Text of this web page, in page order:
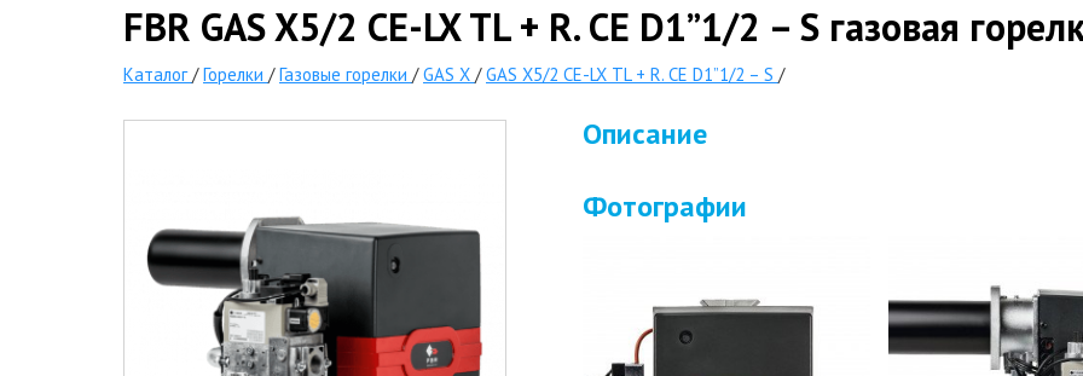
FBR GAS X5/2 CE-LX TL + R. CE D1”1/2 – S газовая
Каталог /Горелки /Газовые горелки /GAS X /GAS X5/2 CE-LX TL + R. CE D1”1/2 – S /
Описание
Фотографии